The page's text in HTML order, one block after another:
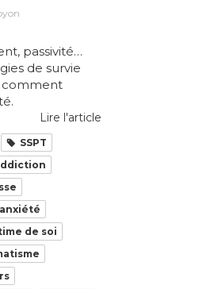
passivité…
de survie
comment
Lire l'article
SSPT
de soi